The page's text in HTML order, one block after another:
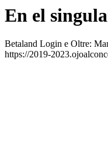
En el
Betaland Login e Oltre:
https://2019-